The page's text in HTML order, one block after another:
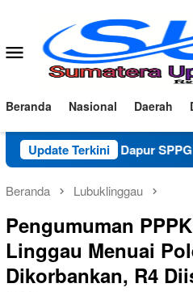
Menu
Mobile
Beranda Nasional Daerah
Update Terkini
Dapur SPPG Haza Al-
Beranda Lubuklinggau
Pengumuman
Linggau Menuai
Dikorbankan, R4